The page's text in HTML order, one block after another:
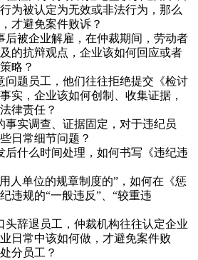
为被认定为无效或非法行为，那么
才避免案件败诉？
后被企业解雇，在仲裁期间，劳动者
的抗辩观点，企业该如何回应或者
略？
问题员工，他们往往拒绝提交《检讨
实，企业该如何创制、收集证据，
律责任？
事实调查、证据固定，对于违纪员
日常细节问题？
后什么时间处理，如何书写《违纪违
人单位的规章制度的”，如何在《惩
违规的“一般违反”、“较重违
头辞退员工，仲裁机构往往认定企业
日常中该如何做，才避免案件败
分员工？